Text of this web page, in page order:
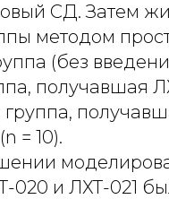
СД. Затем
методом
(без
получавшая
группа,
= 10).
020 и ЛХТ-021